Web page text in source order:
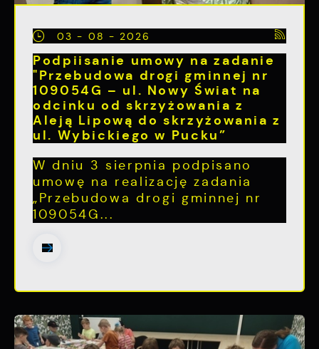
03 - 08 - 2026
Podpiisanie umowy na zadanie
"Przebudowa drogi gminnej nr
109054G – ul. Nowy Świat na
odcinku od skrzyżowania z
Aleją Lipową do skrzyżowania z
ul. Wybickiego w Pucku”
W dniu 3 sierpnia podpisano
umowę na realizację zadania
„Przebudowa drogi gminnej nr
109054G...